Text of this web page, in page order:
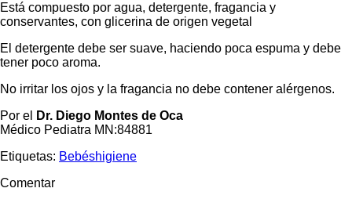
Está compuesto por agua, detergente, fragancia y
conservantes, con glicerina de origen vegetal
El detergente debe ser suave, haciendo poca espuma y debe
tener poco aroma.
No irritar los ojos y la fragancia no debe contener alérgenos.
Por el
Dr. Diego Montes de Oca
Médico Pediatra MN:84881
Etiquetas: Bebéshigiene
Comentar